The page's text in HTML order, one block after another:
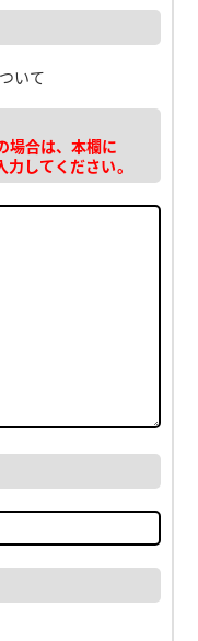
いて
場合は、本欄に
してください。